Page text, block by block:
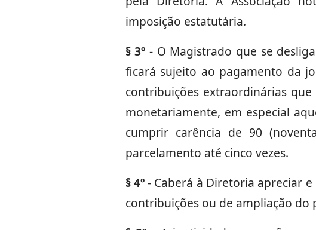
imposição estatutária.
§ 3º - O Magistrado que se
ficará sujeito ao pagamento da
contribuições extraordinárias
monetariamente, em especial
cumprir carência de 90
parcelamento até cinco vezes.
§ 4º- Caberá à Diretoria apreciar
contribuições ou de ampliação